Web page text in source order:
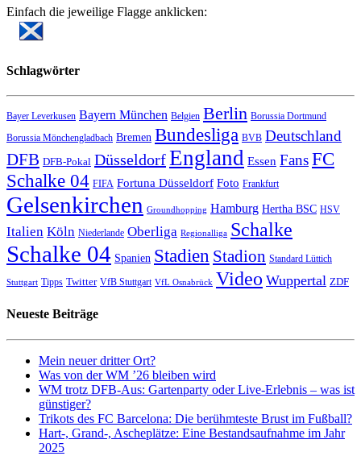
Einfach die jeweilige Flagge anklicken:
Schlagwörter
Bayer Leverkusen Bayern München Belgien Berlin Borussia Dortmund
Borussia Mönchengladbach Bremen Bundesliga BVB Deutschland
DFB DFB-Pokal DüsseldorfEngland Essen FansFC
Schalke 04 FIFA Fortuna Düsseldorf Foto Frankfurt
Gelsenkirchen Groundhopping Hamburg Hertha BSC HSV
Italien Köln Niederlande Oberliga Regionalliga Schalke
Schalke 04 Spanien Stadien Stadion Standard Lüttich
Stuttgart Tipps Twitter VfB Stuttgart VfL Osnabrück Video Wuppertal ZDF
Neueste Beiträge
Mein neuer dritter Ort?
Was von der WM ’26 bleiben wird
WM trotz DFB-Aus: Gartenparty oder Live-Erlebnis – was ist
günstiger?
Trikots des FC Barcelona: Die berühmteste Brust im Fußball?
Hart-, Grand-, Ascheplätze: Eine Bestandsaufnahme im Jahr
2025